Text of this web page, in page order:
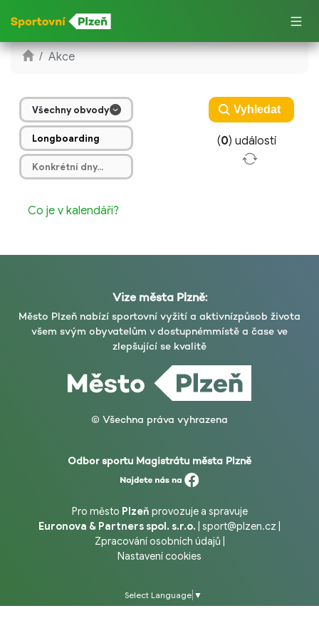
Akce
Všechny obvody
(0) událostí
Co je v kalendáři?
Vize města Plzně:
Město Plzeň nabízí sportovní vyžití a aktivnízpůsob života
všem svým obyvatelům v dostupnémmístě a čase ve
zlepšující se kvalitě
© Všechna práva vyhrazena
Odbor sportu Magistrátu města Plzně
Pro město Plzeň provozuje a spravuje
Euronova & Partners spol. s.r.o. sport@plzen.cz
Zpracování osobních údajů
Nastavení cookies
Select Language ▼